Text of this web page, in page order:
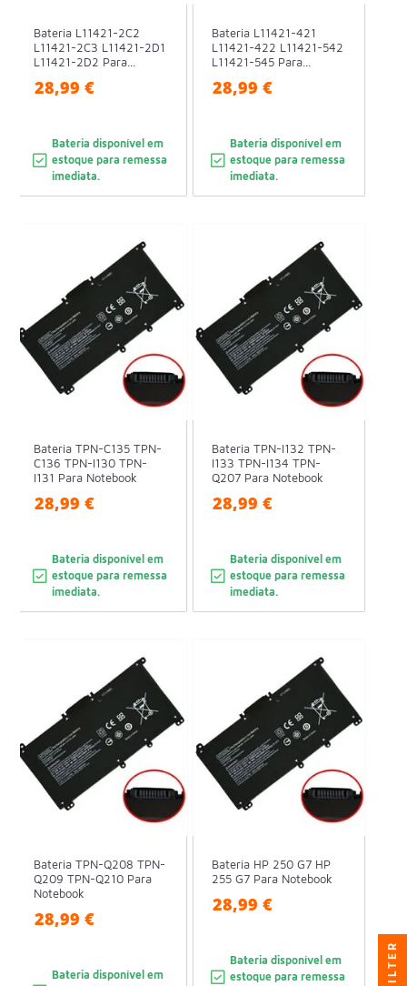
Bateria L11421-2C2
L11421-2C3 L11421-2D1
L11421-2D2 Para...
28,99 €
Bateria disponível em
estoque para remessa
imediata.
Bateria L11421-421
L11421-422 L11421-542
L11421-545 Para...
28,99 €
Bateria disponível em
estoque para remessa
imediata.
Bateria TPN-C135 TPN-
C136 TPN-I130 TPN-
I131 Para Notebook
28,99 €
Bateria disponível em
estoque para remessa
imediata.
Bateria TPN-I132 TPN-
I133 TPN-I134 TPN-
Q207 Para Notebook
28,99 €
Bateria disponível em
estoque para remessa
imediata.
Bateria TPN-Q208 TPN-
Q209 TPN-Q210 Para
Notebook
28,99 €
Bateria disponível em
Bateria HP 250 G7 HP
255 G7 Para Notebook
28,99 €
Bateria disponível em
estoque para remessa
FILTER